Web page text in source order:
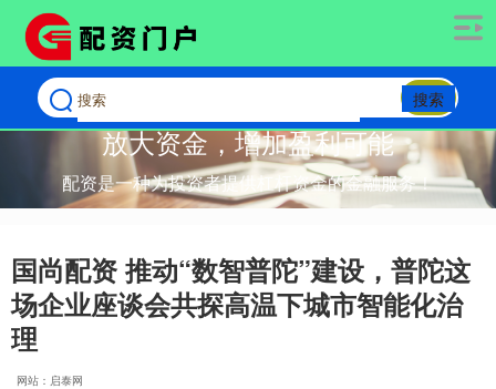
搜索
放大资金，增加盈利可能
配资是一种为投资者提供杠杆资金的金融服务！
国尚配资 推动“数智普陀”建设，普陀这
场企业座谈会共探高温下城市智能化治
理
网站：启泰网